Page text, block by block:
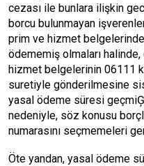
cezası ile bunlara ilişkin
borcu bulunmayan
prim ve hizmet
ödememiş olmaları
hizmet belgelerinin 06111
suretiyle gönderilmesine
yasal ödeme süresi geçmiĢ
nedeniyle, söz konusu
numarasını seçmemeleri
Öte yandan, yasal ödeme